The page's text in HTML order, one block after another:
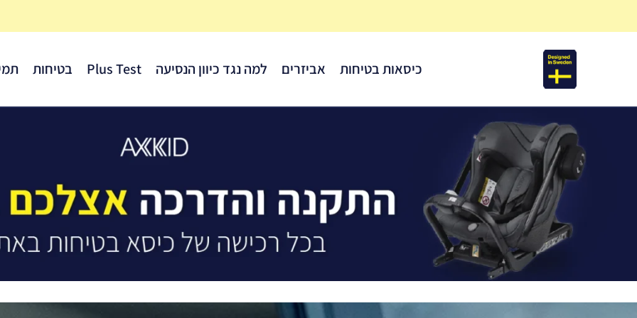
כיסאות הבטיחות
כיסאות בטיחות אביזרים למה נגד כיוון הנסיעה Plus Test בטיחות